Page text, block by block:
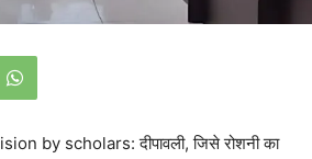
by scholars: दीपावली, जिसे रोशनी का